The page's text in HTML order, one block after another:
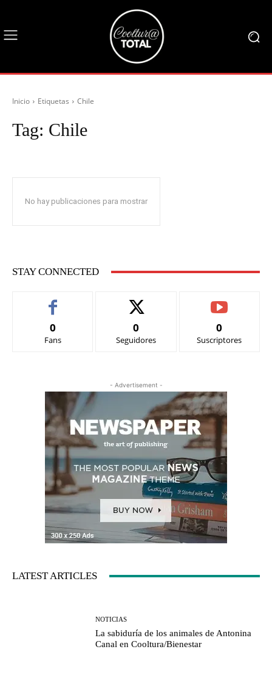
Inicio Etiquetas Chile
Tag: Chile
No hay publicaciones para mostrar
STAY CONNECTED
0
Fans
0
Seguidores
0
Suscriptores
- Advertisement -
LATEST ARTICLES
NOTICIAS
La sabiduría de los animales de Antonina
Canal en Cooltura/Bienestar